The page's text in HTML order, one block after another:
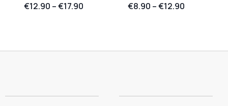
€12.90 –€17.90
€8.90 –€12.90